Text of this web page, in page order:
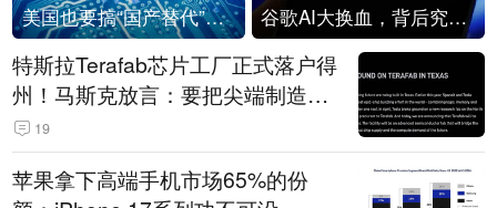
美国也要搞“国产替代”？先算清三笔账 谷歌AI大换血，背后究竟发生了什么？
特斯拉Terafab芯片工厂正式落户得
州！马斯克放言：要把尖端制造带
回美国
19
苹果拿下高端手机市场65%的份